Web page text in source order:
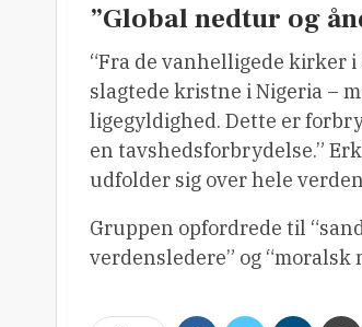
”Global nedtur og
“Fra de vanhelligede kirker
slagtede kristne i Nigeria –
ligegyldighed. Dette er
en tavshedsforbrydelse.”
udfolder sig over hele
Gruppen opfordrede til
verdensledere” og